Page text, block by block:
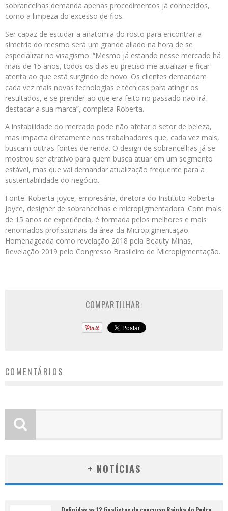
sobrancelhas demanda apenas procedimentos já conhecidos,
como a limpeza do excesso de fios.
Ser capaz de estudar a anatomia do rosto para encontrar a
simetria do mesmo será um grande aliado na hora de se
especializar no visagismo. “Mesmo já estando nesse mercado há
mais de 15 anos, todos os dias eu preciso me atualizar e ficar
atenta ao que está surgindo de novo. Os clientes demandam
cada vez mais novas tecnologias e técnicas para atingir os
resultados, e se prender ao que era feito no passado não irá
destacar a sua marca”, completa Roberta.
A instabilidade do mercado pode não afetar o setor de beleza,
mas impacta diretamente nos trabalhadores que, cada vez mais,
buscam outras fontes de renda. O design de sobrancelhas já se
mostrou ser atrativo para quem busca atuar em um segmento
estável, mas que vai demandar atualização frequente para a
sustentabilidade do negócio.
Fonte: Roberta Joyce, empresária, diretora do Instituto Roberta
Joyce, designer de sobrancelhas e micropigmentadora. Com mais
de 15 anos de experiência, é formada pelos melhores e mais
renomados profissionais da área da Micropigmentação.
Homenageada como revelação 2018 pela Beauty Minas,
Revelação 2019 pelo Congresso Brasileiro de Micropigmentação.
COMPARTILHAR:
COMENTÁRIOS
+ NOTÍCIAS